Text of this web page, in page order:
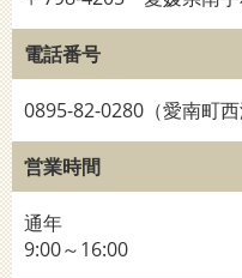
電話番号
0895-82-0280（愛南町
営業時間
通年
9:00～16:00